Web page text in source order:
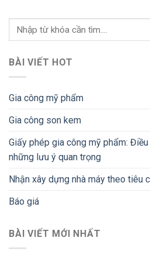
BÀI VIẾT HOT
Gia công mỹ phẩm
Gia công son kem
Giấy phép gia công mỹ phẩm:
những lưu ý quan trọng
Nhận xây dựng nhà máy theo tiêu
Báo giá
BÀI VIẾT MỚI NHẤT